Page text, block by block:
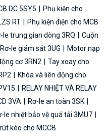
DC 5SY5
Phụ kiện cho
RT
Phụ kiện điện cho MCB
le trung gian dòng 3RQ
Cuộn
Rơ-le giám sát 3UG
Motor nạp
cơ 3RN2
Tay xoay cho
Khóa và liên động cho
RELAY NHIỆT VÀ RELAY
3VA
Rơ-le an toàn 3SK
le nhiệt bảo vệ quá tải 3MU7
kéo cho MCCB